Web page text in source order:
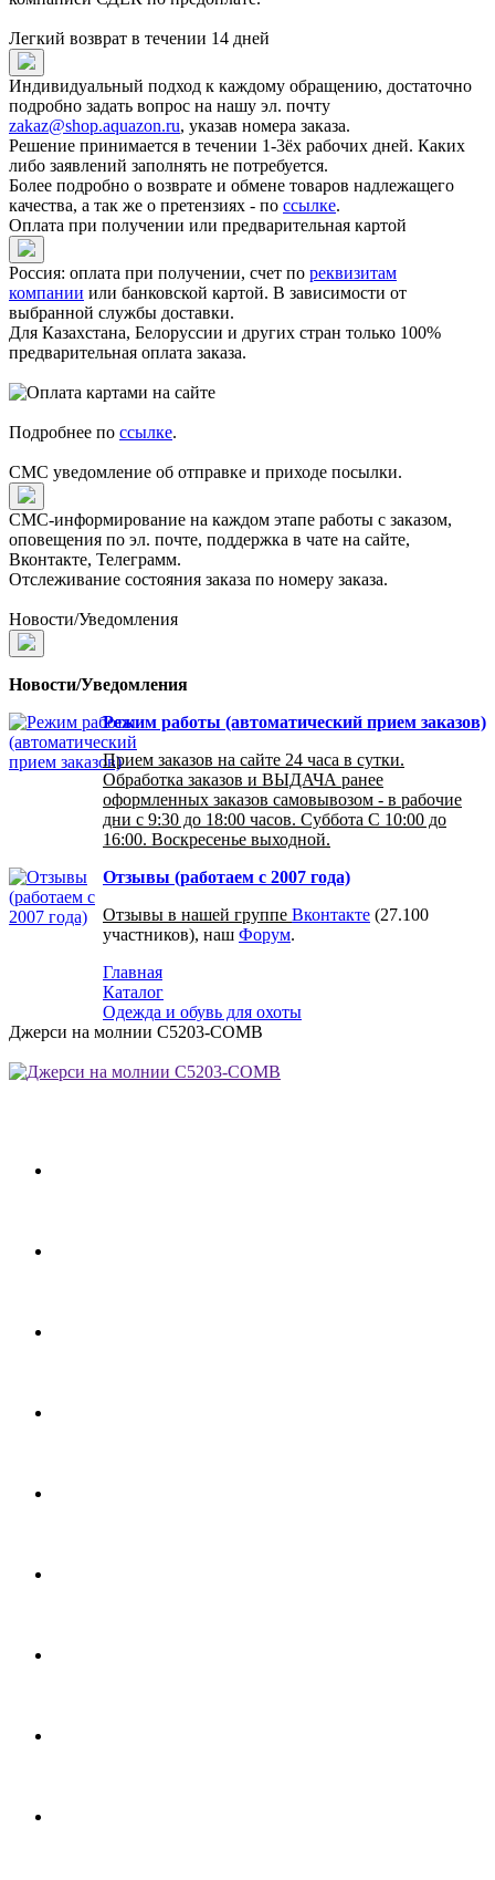
Легкий возврат в течении 14 дней
Индивидуальный подход к каждому обращению, достаточно
подробно задать вопрос на нашу эл. почту
zakaz@shop.aquazon.ru, указав номера заказа.
Решение принимается в течении 1-3ёх рабочих дней. Каких
либо заявлений заполнять не потребуется.
Более подробно о возврате и обмене товаров надлежащего
качества, а так же о претензиях - по ссылке.
Оплата при получении или предварительная картой
Россия: оплата при получении, счет по реквизитам
компании или банковской картой. В зависимости от
выбранной службы доставки.
Для Казахстана, Белоруссии и других стран только 100%
предварительная оплата заказа.
Подробнее по ссылке.
СМС уведомление об отправке и приходе посылки.
СМС-информирование на каждом этапе работы с заказом,
оповещения по эл. почте, поддержка в чате на сайте,
Вконтакте, Телеграмм.
Отслеживание состояния заказа по номеру заказа.
Новости/Уведомления
Новости/Уведомления
Режим работы (автоматический прием заказов)
Прием заказов на сайте 24 часа в сутки.
Обработка заказов и ВЫДАЧА ранее
оформленных заказов самовывозом - в рабочие
дни с 9:30 до 18:00 часов. Суббота С 10:00 до
16:00. Воскресенье выходной.
Отзывы (работаем с 2007 года)
Отзывы в нашей группе Вконтакте (27.100
участников), наш Форум.
Главная
Каталог
Одежда и обувь для охоты
Джерси на молнии C5203-COMB